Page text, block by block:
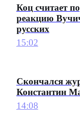
Коц считает
реакцию
русских
15:02
Скончался
Константин
14:08